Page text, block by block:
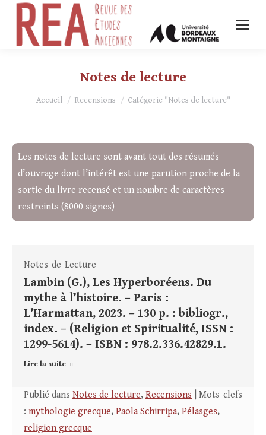
Notes de lecture
Vous êtes ici :
Accueil Recensions Catégorie "Notes de lecture"
Les notes de lecture sont avant tout des résumés
d’ouvrage dont l’intérêt est une parution proche de la
sortie du livre recensé et un nombre de caractères
restreints (8000 signes)
Notes-de-Lecture
Lambin (G.), Les Hyperboréens. Du
mythe à l’histoire. – Paris :
L’Harmattan, 2023. – 130 p. : bibliogr.,
index. – (Religion et Spiritualité, ISSN :
1299-5614). – ISBN : 978.2.336.42829.1.
Lire la suite
Publié dans Notes de lecture, Recensions | Mots-clefs
: mythologie grecque, Paola Schirripa, Pélasges,
religion grecque